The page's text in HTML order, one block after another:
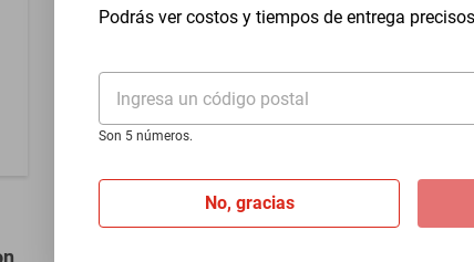
Podrás ver costos y tiempos de entrega
Ingresa un código postal
Son 5 números.
No, gracias
Volante Universal 13 In Studebaker M5
$1399
Hasta12 MSIde $116.58